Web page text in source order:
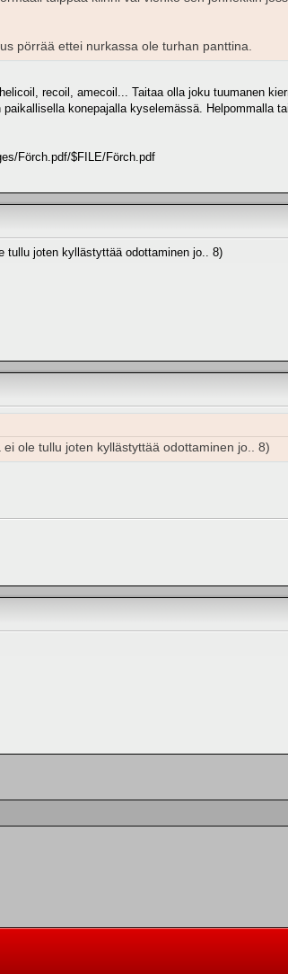
pörrää ettei nurkassa ole turhan panttina.
recoil, amecoil... Taitaa olla joku tuumanen
konepajalla kyselemässä. Helpommalla
Förch.pdf/$FILE/Förch.pdf
tullu joten kyllästyttää odottaminen jo.. 8)
ole tullu joten kyllästyttää odottaminen jo.. 8)